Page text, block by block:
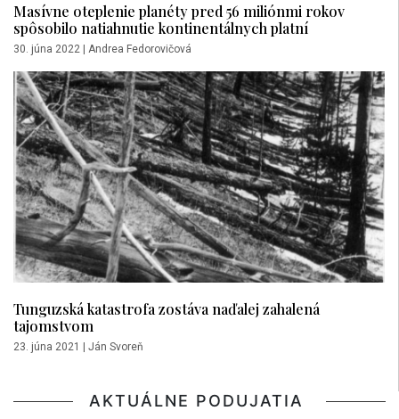
Masívne oteplenie planéty pred 56 miliónmi rokov
spôsobilo natiahnutie kontinentálnych platní
30. júna 2022 Andrea Fedorovičová
Tunguzská katastrofa zostáva naďalej zahalená
tajomstvom
23. júna 2021 | Ján Svoreň
AKTUÁLNE PODUJATIA